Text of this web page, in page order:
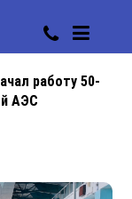
работу 50-
АЭС